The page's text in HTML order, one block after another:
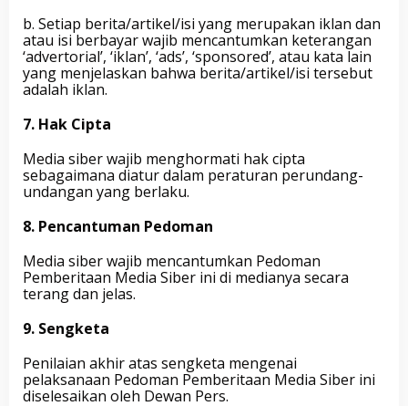
b. Setiap berita/artikel/isi yang merupakan iklan dan
atau isi berbayar wajib mencantumkan keterangan
‘advertorial’, ‘iklan’, ‘ads’, ‘sponsored’, atau kata lain
yang menjelaskan bahwa berita/artikel/isi tersebut
adalah iklan.
7. Hak Cipta
Media siber wajib menghormati hak cipta
sebagaimana diatur dalam peraturan perundang-
undangan yang berlaku.
8. Pencantuman Pedoman
Media siber wajib mencantumkan Pedoman
Pemberitaan Media Siber ini di medianya secara
terang dan jelas.
9. Sengketa
Penilaian akhir atas sengketa mengenai
pelaksanaan Pedoman Pemberitaan Media Siber ini
diselesaikan oleh Dewan Pers.